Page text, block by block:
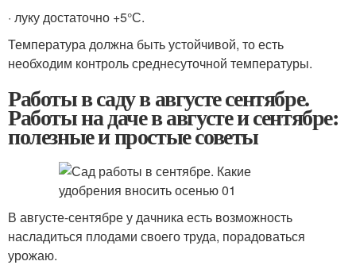
· луку достаточно +5°С.
Температура должна быть устойчивой, то есть
необходим контроль среднесуточной температуры.
Работы в саду в августе сентябре.
Работы на даче в августе и сентябре:
полезные и простые советы
В августе-сентябре у дачника есть возможность
насладиться плодами своего труда, порадоваться
урожаю.